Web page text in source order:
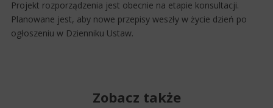
Projekt rozporządzenia jest obecnie na etapie konsultacji.
Planowane jest, aby nowe przepisy weszły w życie dzień po
ogłoszeniu w Dzienniku Ustaw.
Zobacz także